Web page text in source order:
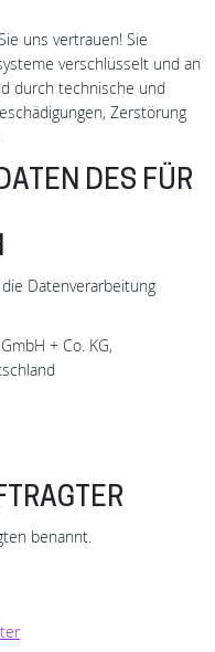
uns vertrauen! Sie
verschlüsselt und an
durch technische und
Zerstörung
DES FÜR
Datenverarbeitung
+ Co. KG,
benannt.